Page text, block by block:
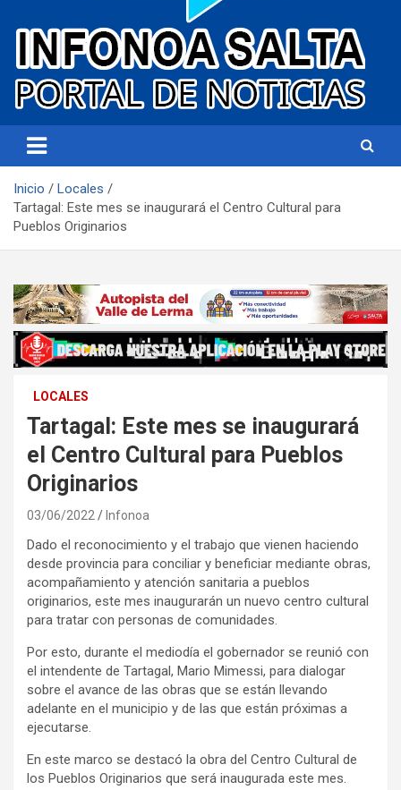
Infonoa Salta
Inicio
Locales
Tartagal: Este mes se inaugurará el Centro Cultural para
Pueblos Originarios
LOCALES
Tartagal: Este mes se inaugurará
el Centro Cultural para Pueblos
Originarios
03/06/2022 Infonoa
Dado el reconocimiento y el trabajo que vienen haciendo
desde provincia para conciliar y beneficiar mediante obras,
acompañamiento y atención sanitaria a pueblos
originarios, este mes inaugurarán un nuevo centro cultural
para tratar con personas de comunidades.
Por esto, durante el mediodía el gobernador se reunió con
el intendente de Tartagal, Mario Mimessi, para dialogar
sobre el avance de las obras que se están llevando
adelante en el municipio y de las que están próximas a
ejecutarse.
En este marco se destacó la obra del Centro Cultural de
los Pueblos Originarios que será inaugurada este mes.